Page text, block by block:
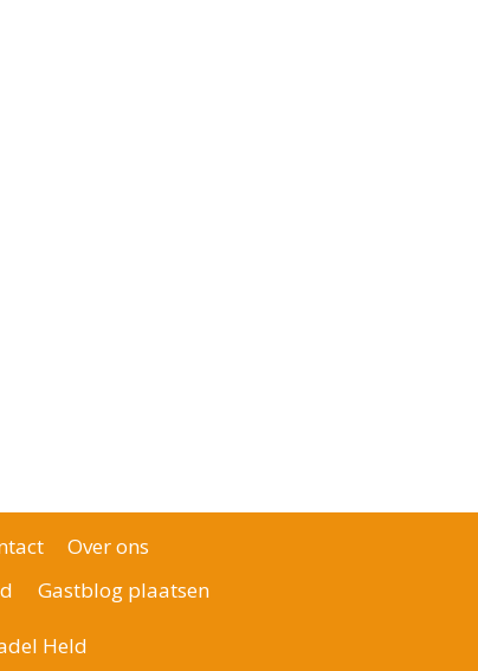
Over ons
Gastblog plaatsen
Held